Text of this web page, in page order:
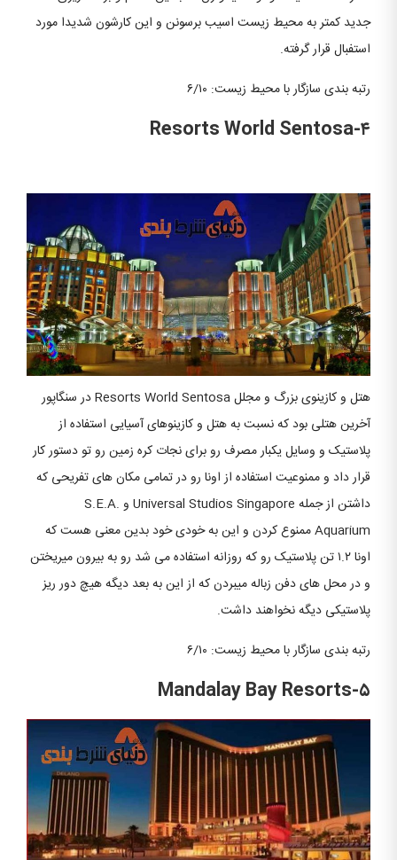
جدید کمتر به محیط زیست اسیب برسونن و این کارشون شدیدا مورد
استفبال قرار گرفته.
رتبه بندی سازگار با محیط زیست: ۶/۱۰
Resorts World Sentosa-۴
هتل و کازینوی بزرگ و مجلل Resorts World Sentosa در سنگاپور
آخرین هتلی بود که نسبت به هتل و کازینوهای آسیایی استفاده از
پلاستیک و وسایل یکبار مصرف رو برای نجات کره زمین رو تو دستور کار
قرار داد و ممنوعیت استفاده از اونا رو در تمامی مکان های تفریحی که
داشتن از جمله Universal Studios Singapore و S.E.A.
Aquarium ممنوع کردن و این به خودی خود بدین معنی هست که
اونا ۱.۲ تن پلاستیک رو که روزانه استفاده می شد رو به بیرون میریختن
و در محل های دفن زباله میبردن که از این به بعد دیگه هیچ دور ریز
پلاستیکی دیگه نخواهند داشت.
رتبه بندی سازگار با محیط زیست: ۶/۱۰
Mandalay Bay Resorts-۵